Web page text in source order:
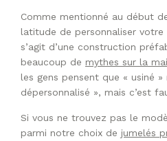
Comme mentionné au début
latitude de personnaliser votre
s’agit d’une construction
beaucoup de mythes sur la
les gens pensent que « usiné »
dépersonnalisé », mais c’est
Si vous ne trouvez pas le
parmi notre choix de jumelés